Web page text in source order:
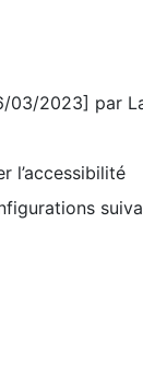
03/2023] par
l’accessibilité